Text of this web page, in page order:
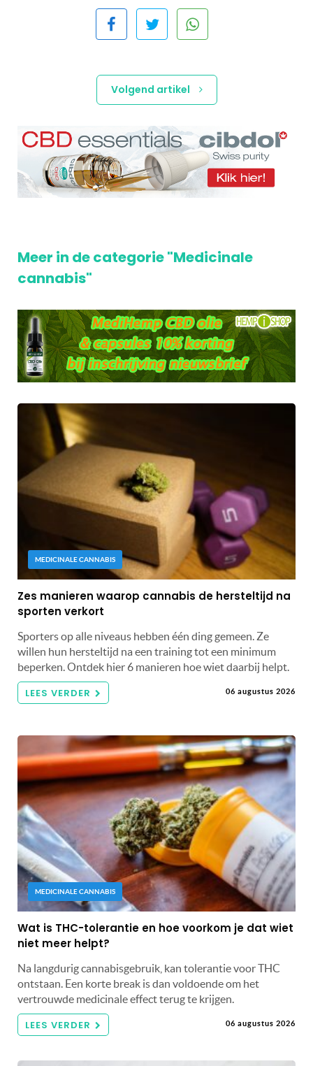
Volgend artikel
Meer in de categorie "Medicinale
cannabis"
MEDICINALE CANNABIS
Zes manieren waarop cannabis de hersteltijd na
sporten verkort
Sporters op alle niveaus hebben één ding gemeen. Ze
willen hun hersteltijd na een training tot een minimum
beperken. Ontdek hier 6 manieren hoe wiet daarbij helpt.
LEES VERDER 06 augustus 2026
MEDICINALE CANNABIS
Wat is THC-tolerantie en hoe voorkom je dat wiet
niet meer helpt?
Na langdurig cannabisgebruik, kan tolerantie voor THC
ontstaan. Een korte break is dan voldoende om het
vertrouwde medicinale effect terug te krijgen.
LEES VERDER 06 augustus 2026